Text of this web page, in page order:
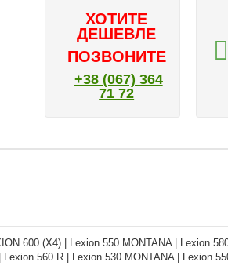
ХОТИТЕ
ДЕШЕВЛЕ
ПОЗВОНИТЕ
+38 (067) 364
71 72
600 (X4) | Lexion 550 MONTANA | Lexion
560 R | Lexion 530 MONTANA | Lexion